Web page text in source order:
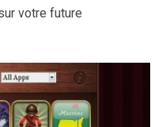
votre future